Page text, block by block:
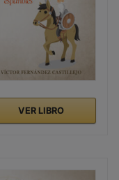
VER LIBRO